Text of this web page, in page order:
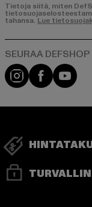
Tietoja siitä, miten
tahansa. Lue
Visit ourVisit our